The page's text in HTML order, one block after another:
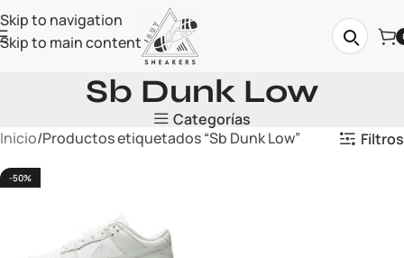
Skip to navigation
Skip to main content
Sb Dunk Low
Categorías
Inicio Productos etiquetados “Sb Dunk Low” Filtros
-50%